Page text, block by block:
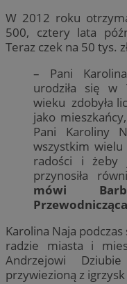
W 2012 roku
500, cztery lata
Teraz czek na 50 tys.
– Pani
urodziła się w
wieku zdobyła
jako
Pani Karoliny
wszystkim wielu
radości i żeby
przynosiła
mówi
Karolina Naja
radzie miasta i
Andrzejowi
przywiezioną z igrzysk